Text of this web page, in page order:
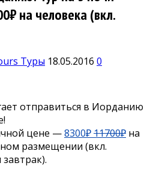
на человека (вкл.
Туры 18.05.2016 0
отправиться в Иорданию
цене —8300₽11700₽ на
размещении (вкл.